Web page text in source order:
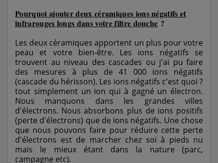
Pourquoi ajouter deux céramiques ions négatifs et
infrarouges longs dans votre filtre douche ?
Les deux céramiques apportent un plus pour votre
peau et votre bien-être. Les ions négatifs se
trouvent au niveau des cascades ou j'ai pu faire
des mesures à plus de 41 000 ions négatifs
(cascade du hérisson). Les ions négatifs c'est quoi ?
tout simplement un ion qui à gagné un électron.
Nous manquons dans les grandes villes
d'électrons. Nous absorbons plus de ions positifs
(perte d'électrons) que de ions négatifs. Une chose
que nous pouvons faire pour réduire cette perte
d'électrons est de marcher chez soi à pieds nu
mais le mieux étant dans la nature (parc,
campagne etc).